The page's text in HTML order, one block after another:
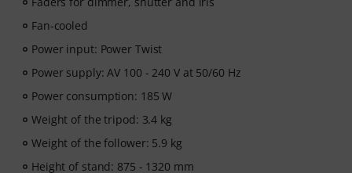
Fan-cooled
Power input: Power Twist
Power supply: AV 100 - 240 V at 50/60 Hz
Power consumption: 185 W
Weight of the tripod: 3.4 kg
Weight of the follower: 5.9 kg
Height of stand: 875 - 1320 mm